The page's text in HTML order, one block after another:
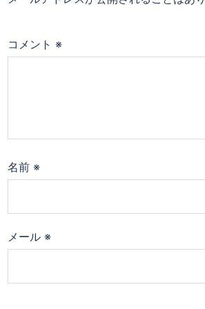
コメント ※
名前 ※
メール ※